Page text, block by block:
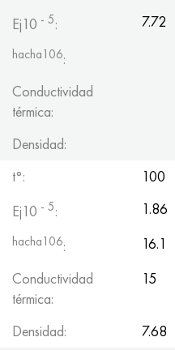
Ej10 - 5: 7.72
hacha106:
Conductividad
térmica:
Densidad:
t°:
100
Ej10 - 5: 1.86
hacha106:
16.1
Conductividad
térmica:
15
Densidad:
7.68
Hastelloy C-276
Hastelloy C2000
Hastelloy 3
udimet 500
udimet 720
40XFA, 1.7223, AISI 4142
45X, 45h, 1.7035
45HN2MFA, k2425, 45hnmf